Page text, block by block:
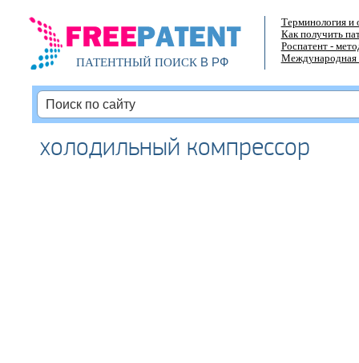
ПАТЕНТНЫЙ ПОИСКВ РФ
Терминология и
Как получить
Роспатент -
Международная
холодильный компрессор